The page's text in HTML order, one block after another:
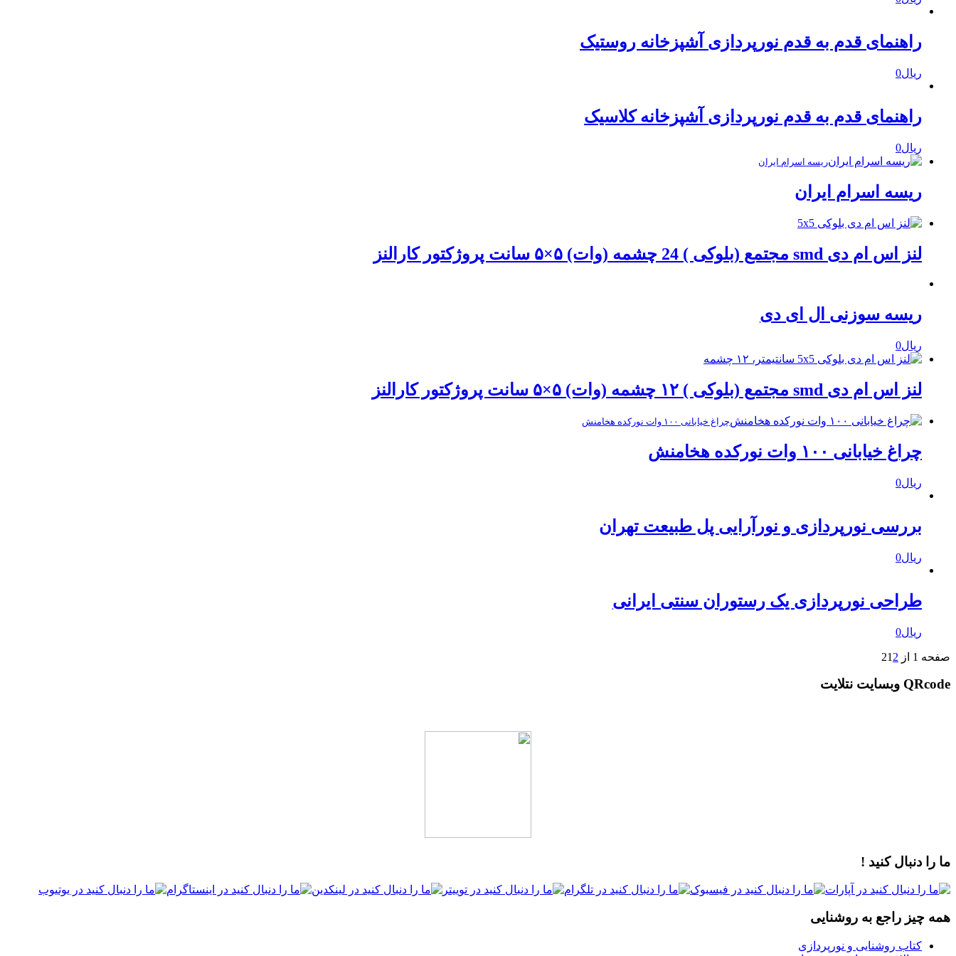
راهنمای قدم به قدم نورپردازی آشپزخانه روستیک
ریال0
راهنمای قدم به قدم نورپردازی آشپزخانه کلاسیک
ریال0
ریسه اسرام ایران
ریسه اسرام ایران
لنز اس ام دی smd مجتمع (بلوکی ) 24 چشمه (وات) ۵×۵ سانت پروژکتور کارالنز
ریسه سوزنی ال ای دی
ریال0
لنز اس ام دی smd مجتمع (بلوکی ) ۱۲ چشمه (وات) ۵×۵ سانت پروژکتور کارالنز
چراغ خیابانی ۱۰۰ وات نورکده هخامنش
چراغ خیابانی ۱۰۰ وات نورکده هخامنش
ریال0
بررسی نورپردازی و نورآرایی پل طبیعت تهران
ریال0
طراحی نورپردازی یک رستوران سنتی ایرانی
ریال0
صفحه 1 از 2 1 2
QRcode وبسایت نتلایت
ما را دنبال کنید !
همه چیز راجع به روشنایی
کتاب روشنایی و نورپردازی